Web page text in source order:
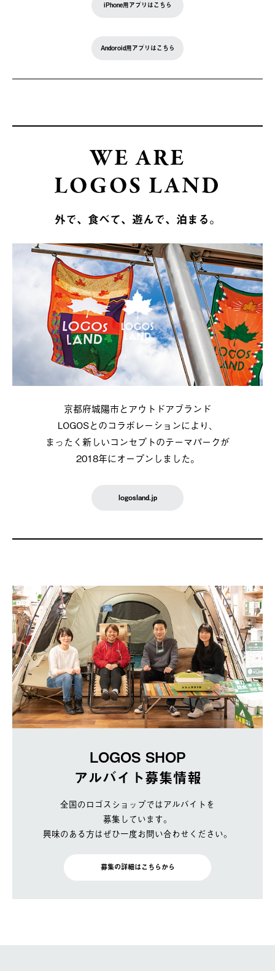
iPhone用アプリはこちら
Andoroid用アプリはこちら
WE ARE
LOGOS LAND
外で、食べて、遊んで、泊まる。
京都府城陽市とアウトドアブランド
LOGOSとのコラボレーションにより、
まったく新しいコンセプトのテーマパークが
2018年にオープンしました。
logosland.jp
LOGOS SHOP
アルバイト募集情報
全国のロゴスショップではアルバイトを
募集しています。
興味のある方はぜひ一度お問い合わせください。
募集の詳細はこちらから